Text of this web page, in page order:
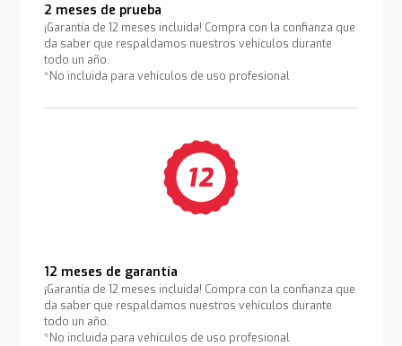
2 meses de prueba
¡Garantía de 12 meses incluida! Compra con la confianza que
da saber que respaldamos nuestros vehículos durante
todo un año.
*No incluida para vehículos de uso profesional
12 meses de garantía
¡Garantía de 12 meses incluida! Compra con la confianza que
da saber que respaldamos nuestros vehículos durante
todo un año.
*No incluida para vehículos de uso profesional